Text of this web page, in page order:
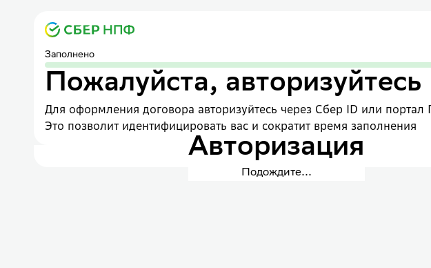
Заполнено
Пожалуйста, авторизуйтесь
Для оформления договора авторизуйтесь через Сбер ID или портал
Это позволит идентифицировать вас и сократит время заполнения
Авторизация
Подождите...